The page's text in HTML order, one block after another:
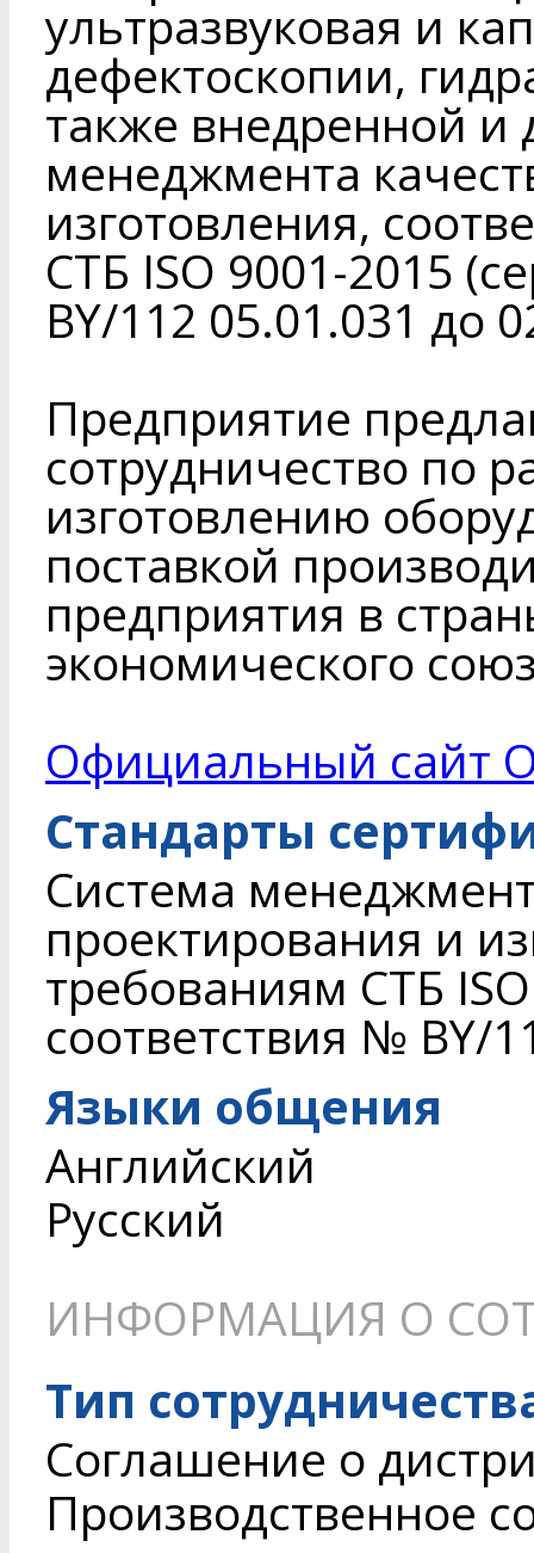
ультразвуковая и
дефектоскопии,
также внедренной
менеджмента
изготовления,
СТБ ISO 9001-2015
BY/112 05.01.031 до
Предприятие
сотрудничество по
изготовлению
поставкой
предприятия в
экономического
Официальный сайт
Стандарты
Система
проектирования и
требованиям СТБ
соответствия № BY/
Языки общения
Английский
Русский
ИНФОРМАЦИЯ О
Тип
Соглашение о
Производственное